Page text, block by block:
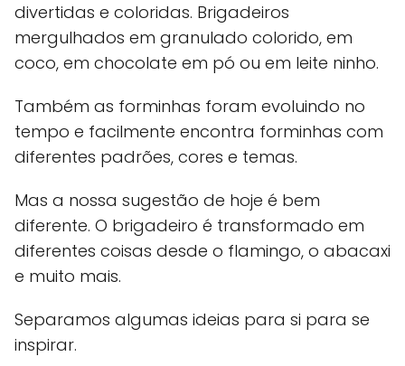
divertidas e coloridas. Brigadeiros
mergulhados em granulado colorido, em
coco, em chocolate em pó ou em leite ninho.
Também as forminhas foram evoluindo no
tempo e facilmente encontra forminhas com
diferentes padrões, cores e temas.
Mas a nossa sugestão de hoje é bem
diferente. O brigadeiro é transformado em
diferentes coisas desde o flamingo, o abacaxi
e muito mais.
Separamos algumas ideias para si para se
inspirar.